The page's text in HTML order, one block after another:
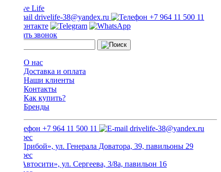
drivelife-38@yandex.ru +7 964 11 500 11
Заказать звонок
О нас
Доставка и оплата
Наши клиенты
Контакты
Как купить?
Бренды
+7 964 11 500 11 drivelife-38@yandex.ru
ТЦ «Прибой», ул. Генерала Доватора, 39, павильоны 29
ТЦ «Автосити», ул. Сергеева, 3/8а, павильон 16